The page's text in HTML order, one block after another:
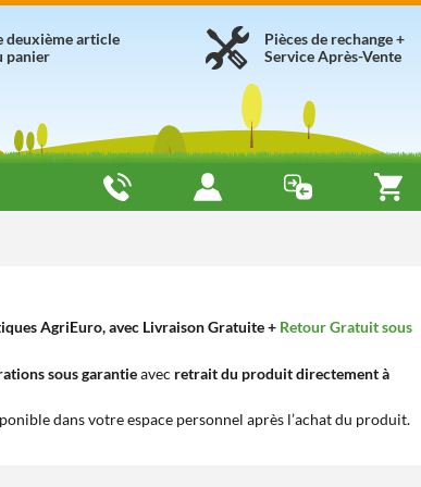
Pièces de rechange +
Service Après-Vente
deuxième article
panier
AgriEuro, avec Livraison Gratuite + Retour Gratuit sous
sous garantieavec retrait du produit directement à
dans votre espace personnel après l’achat du produit.